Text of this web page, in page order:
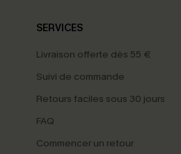
SERVICES
Livraison offerte dès 55 €
Suivi de commande
Retours faciles sous 30 jours
FAQ
Commencer un retour